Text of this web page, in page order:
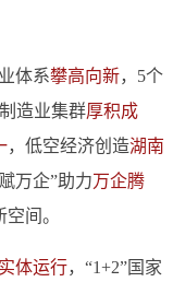
体系攀高向新，5个
造业集群厚积成
，低空经济创造湖南
万企”助力万企腾
空间。
实体运行，“1+2”国家